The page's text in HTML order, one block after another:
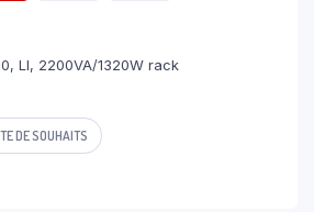
LI, 2200VA/1320W rack
DE SOUHAITS